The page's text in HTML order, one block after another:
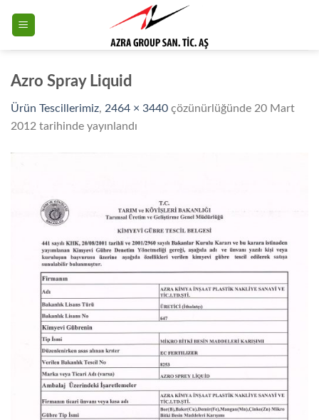
Azro Spray Liquid
Ürün Tescillerimiz, 2464 × 3440 çözünürlüğünde 20 Mart
2012 tarihinde yayınlandı